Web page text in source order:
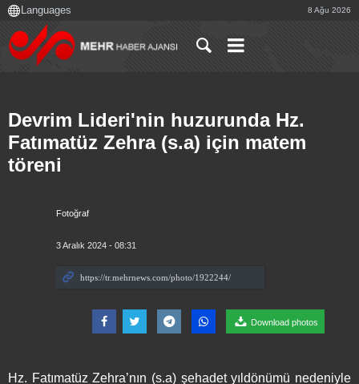
8 Ağu 2026
Fotoğraf
3 Aralık 2024 - 08:31
Download photos
Devrim Lideri'nin huzurunda Hz.
Fatımatüz Zehra (s.a) için matem
töreni
Hz. Fatımatüz Zehra’nın (s.a) şehadet yıldönümü nedeniyle